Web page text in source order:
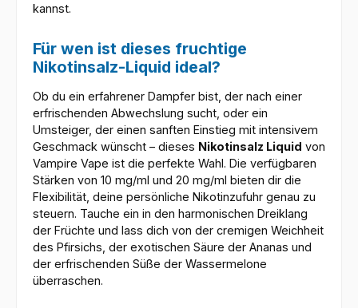
kannst.
Für wen ist dieses fruchtige
Nikotinsalz-Liquid ideal?
Ob du ein erfahrener Dampfer bist, der nach einer
erfrischenden Abwechslung sucht, oder ein
Umsteiger, der einen sanften Einstieg mit intensivem
Geschmack wünscht – dieses Nikotinsalz Liquid von
Vampire Vape ist die perfekte Wahl. Die verfügbaren
Stärken von 10 mg/ml und 20 mg/ml bieten dir die
Flexibilität, deine persönliche Nikotinzufuhr genau zu
steuern. Tauche ein in den harmonischen Dreiklang
der Früchte und lass dich von der cremigen Weichheit
des Pfirsichs, der exotischen Säure der Ananas und
der erfrischenden Süße der Wassermelone
überraschen.